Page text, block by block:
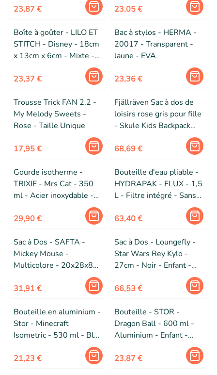
23,87 €
23,05 €
Boîte à goûter - LILO ET
STITCH - Disney - 18cm
x 13cm x 6cm - Mixte -
23,37 €
Bac à stylos - HERMA -
20017 - Transparent -
Jaune - EVA
23,36 €
Trousse Trick FAN 2.2 -
My Melody Sweets -
Rose - Taille Unique
17,95 €
Fjällräven Sac à dos de
loisirs rose gris pour fille
- Skule Kids Backpack
Magenta Pink 189468
68,69 €
Gourde isotherme -
TRIXIE - Mrs Cat - 350
ml - Acier inoxydable -
29,90 €
Bouteille d'eau pliable -
HYDRAPAK - FLUX - 1,5
L - Filtre intégré - Sans
63,40 €
Sac à Dos - SAFTA -
Mickey Mouse -
Multicolore - 20x28x8
31,91 €
Sac à Dos - Loungefly -
Star Wars Rey Kylo -
27cm - Noir - Enfant -
66,53 €
Bouteille en aluminium -
Stor - Minecraft
Isometric - 530 ml - Bleu
21,23 €
Bouteille - STOR -
Dragon Ball - 600 ml -
Aluminium - Enfant -
23,87 €